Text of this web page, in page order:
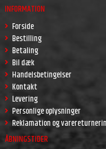
INFORMATION
Forside
Bestilling
Betaling
Bil dæk
Handelsbetingelser
Kontakt
Levering
Personlige oplysninger
Reklamation og
ÅBNINGSTIDER